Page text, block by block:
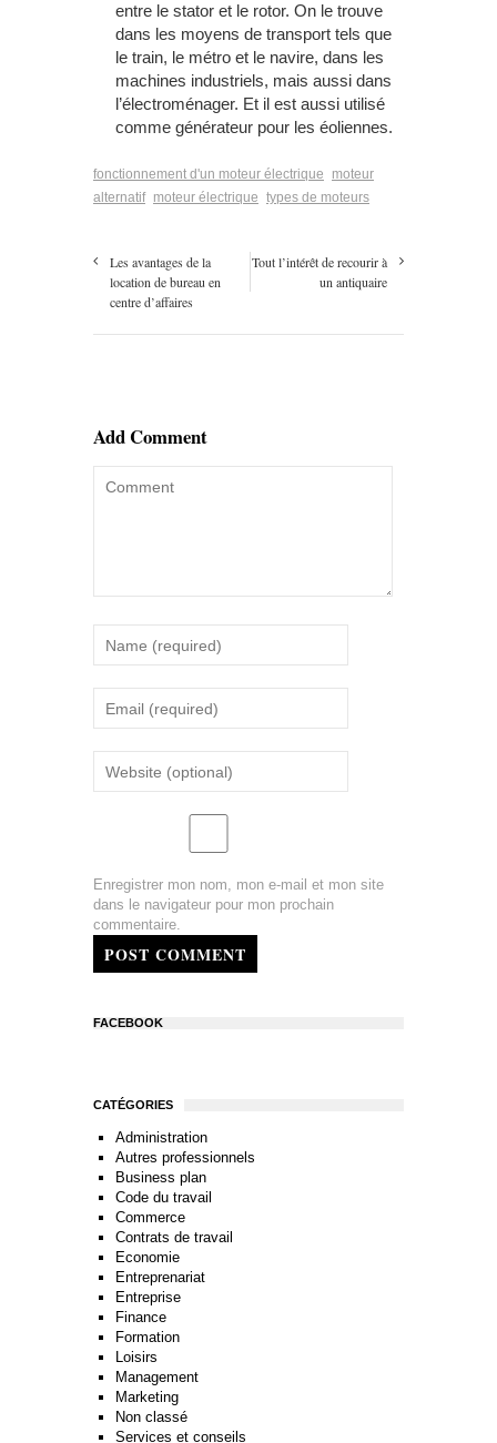
entre le stator et le rotor. On le trouve
dans les moyens de transport tels que
le train, le métro et le navire, dans les
machines industriels, mais aussi dans
l’électroménager. Et il est aussi utilisé
comme générateur pour les éoliennes.
fonctionnement d'un moteur électrique
moteur
alternatif moteur électrique types de moteurs
Les avantages de la
location de bureau en
centre d’affaires
Tout l’intérêt de recourir à
un antiquaire
Add Comment
Enregistrer mon nom, mon e-mail et mon site
dans le navigateur pour mon prochain
commentaire.
POST COMMENT
FACEBOOK
CATÉGORIES
Administration
Autres professionnels
Business plan
Code du travail
Commerce
Contrats de travail
Economie
Entreprenariat
Entreprise
Finance
Formation
Loisirs
Management
Marketing
Non classé
Services et conseils